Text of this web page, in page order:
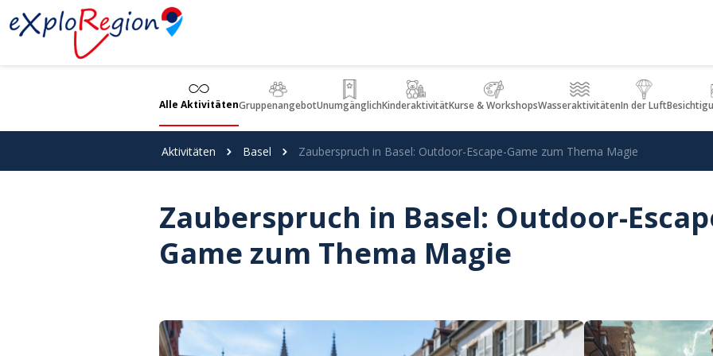
Cookie-Einstellungen
Alle AktivitätenGruppenangebotUnumgänglichKinderaktivitätKurse & WorkshopsWasseraktivitätenIn der Luft
Aktivitäten Basel Zauberspruch in Basel: Outdoor-Escape-Game zum Thema Magie
Zauberspruch in Basel: Outdoor-
Game zum Thema Magie